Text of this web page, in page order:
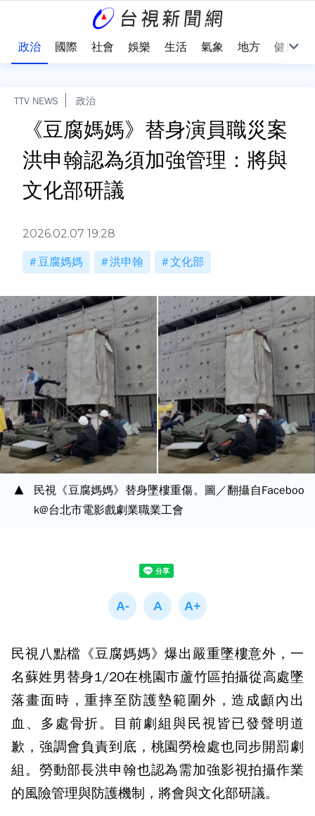
政治 國際 社會 娛樂 生活 氣象 地方 健康
TTV NEWS 政治
《豆腐媽媽》替身演員職災案
洪申翰認為須加強管理：將與
文化部研議
2026.02.07 19:28
豆腐媽媽 洪申翰 文化部
民視《豆腐媽媽》替身墜樓重傷。圖／翻攝自Faceboo
k@台北市電影戲劇業職業工會
民視八點檔《豆腐媽媽》爆出嚴重墜樓意外，一
名蘇姓男替身1/20在桃園市蘆竹區拍攝從高處墜
落畫面時，重摔至防護墊範圍外，造成顱內出
血、多處骨折。目前劇組與民視皆已發聲明道
歉，強調會負責到底，桃園勞檢處也同步開罰劇
組。勞動部長洪申翰也認為需加強影視拍攝作業
的風險管理與防護機制，將會與文化部研議。